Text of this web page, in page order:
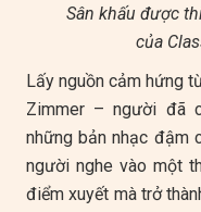
Sân khấu được
của
Lấy nguồn cảm hứng
Zimmer – người đã
những bản nhạc đậm
người nghe vào một
điểm xuyết mà trở